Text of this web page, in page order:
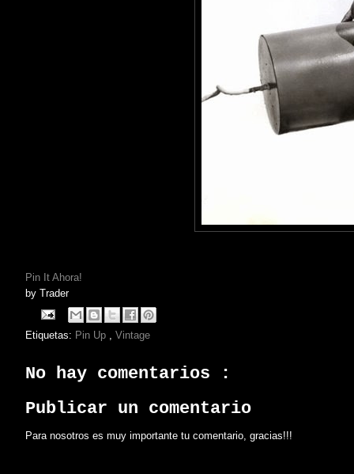
Pin It Ahora!
by Trader
Etiquetas: Pin Up Vintage
No hay comentarios :
Publicar un comentario
Para nosotros es muy importante tu comentario, gracias!!!